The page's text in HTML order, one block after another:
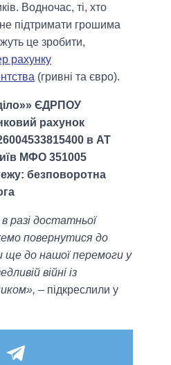
Водночас, ті, хто
підтримати грошима
це зробити,
рахунку
(гривні та євро).
ЄДРПОУ
рахунок
в АТ
МФО 351005
безповоротна
разі достатньої
повернутися до
ще до нашої перемоги у
війні із
– підкреслили у